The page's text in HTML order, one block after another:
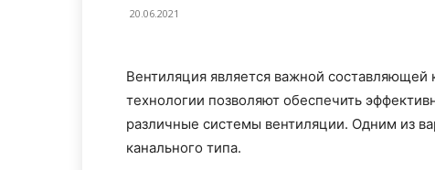
20.06.2021
Вентиляция является важной
технологии позволяют обеспечить
различные системы вентиляции. Одним из
канального типа.